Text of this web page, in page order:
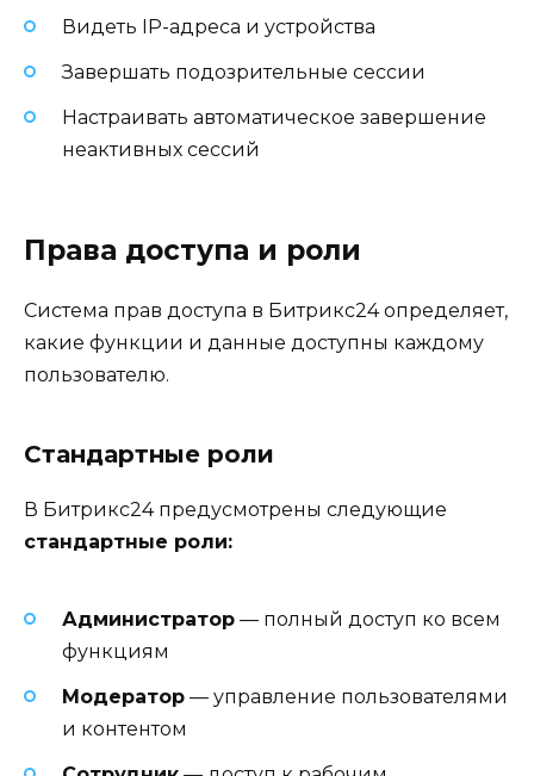
Видеть IP-адреса и устройства
Завершать подозрительные сессии
Настраивать автоматическое завершение
неактивных сессий
Права доступа и роли
Система прав доступа в Битрикс24 определяет,
какие функции и данные доступны каждому
пользователю.
Стандартные роли
В Битрикс24 предусмотрены следующие
стандартные роли:
Администратор — полный доступ ко всем
функциям
Модератор — управление пользователями
и контентом